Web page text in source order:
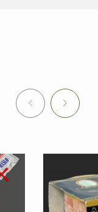
Previous Next